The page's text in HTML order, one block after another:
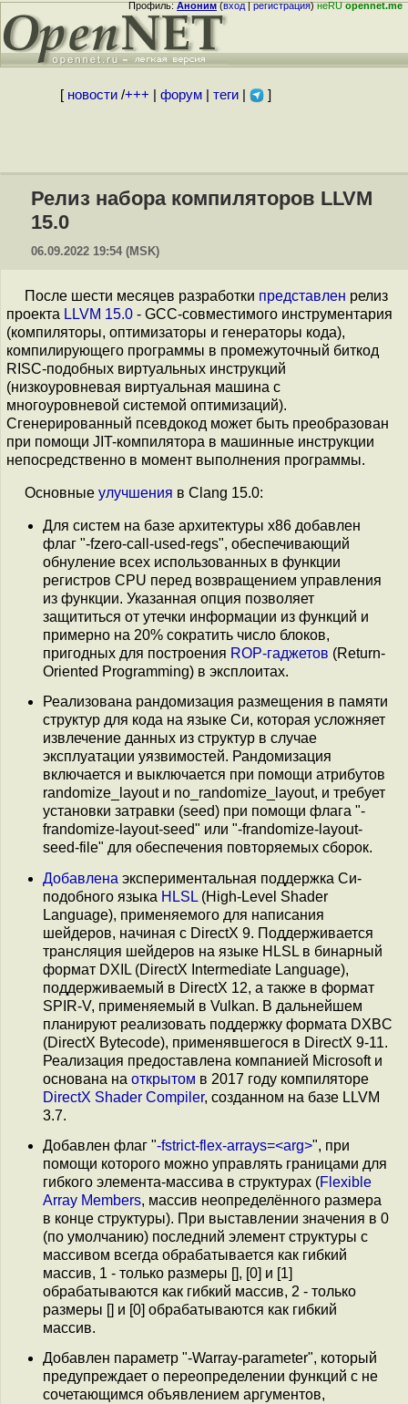
Профиль:Аноним(вход|регистрация)неRUopennet.me
[ новости/+++ форум| теги| ]
Релиз набора компиляторов LLVM
15.0
06.09.2022 19:54 (MSK)
После шести месяцев разработки представлен релиз
проекта LLVM 15.0 - GCC-совместимого инструментария
(компиляторы, оптимизаторы и генераторы кода),
компилирующего программы в промежуточный биткод
RISC-подобных виртуальных инструкций
(низкоуровневая виртуальная машина с
многоуровневой системой оптимизаций).
Сгенерированный псевдокод может быть преобразован
при помощи JIT-компилятора в машинные инструкции
непосредственно в момент выполнения программы.
Основные улучшения в Clang 15.0:
Для систем на базе архитектуры x86 добавлен
флаг "-fzero-call-used-regs", обеспечивающий
обнуление всех использованных в функции
регистров CPU перед возвращением управления
из функции. Указанная опция позволяет
защититься от утечки информации из функций и
примерно на 20% сократить число блоков,
пригодных для построения ROP-гаджетов (Return-
Oriented Programming) в эксплоитах.
Реализована рандомизация размещения в памяти
структур для кода на языке Си, которая усложняет
извлечение данных из структур в случае
эксплуатации уязвимостей. Рандомизация
включается и выключается при помощи атрибутов
randomize_layout и no_randomize_layout, и требует
установки затравки (seed) при помощи флага "-
frandomize-layout-seed" или "-frandomize-layout-
seed-file" для обеспечения повторяемых сборок.
Добавлена экспериментальная поддержка Си-
подобного языка HLSL (High-Level Shader
Language), применяемого для написания
шейдеров, начиная с DirectX 9. Поддерживается
трансляция шейдеров на языке HLSL в бинарный
формат DXIL (DirectX Intermediate Language),
поддерживаемый в DirectX 12, а также в формат
SPIR-V, применяемый в Vulkan. В дальнейшем
планируют реализовать поддержку формата DXBC
(DirectX Bytecode), применявшегося в DirectX 9-11.
Реализация предоставлена компанией Microsoft и
основана на открытом в 2017 году компиляторе
DirectX Shader Compiler, созданном на базе LLVM
3.7.
Добавлен флаг "-fstrict-flex-arrays=<arg>", при
помощи которого можно управлять границами для
гибкого элемента-массива в структурах (Flexible
Array Members, массив неопределённого размера
в конце структуры). При выставлении значения в 0
(по умолчанию) последний элемент структуры с
массивом всегда обрабатывается как гибкий
массив, 1 - только размеры [], [0] и [1]
обрабатываются как гибкий массив, 2 - только
размеры [] и [0] обрабатываются как гибкий
массив.
Добавлен параметр "-Warray-parameter", который
предупреждает о переопределении функций с не
сочетающимся объявлением аргументов,